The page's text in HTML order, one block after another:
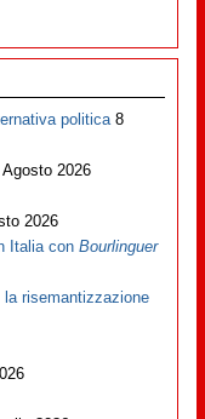
politica 8
Agosto 2026
2026
Italia conBourlinguer
la risemantizzazione